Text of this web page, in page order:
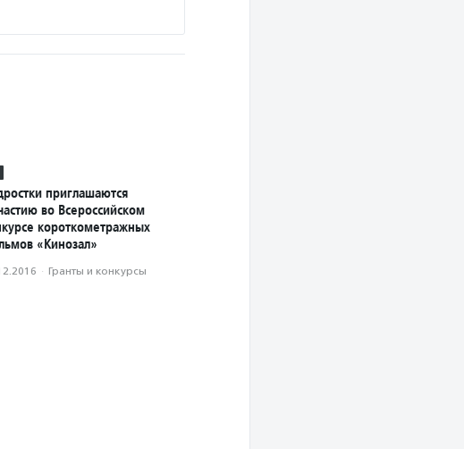
приглашаются
во Всероссийском
короткометражных
«Кинозал»
· Гранты и конкурсы